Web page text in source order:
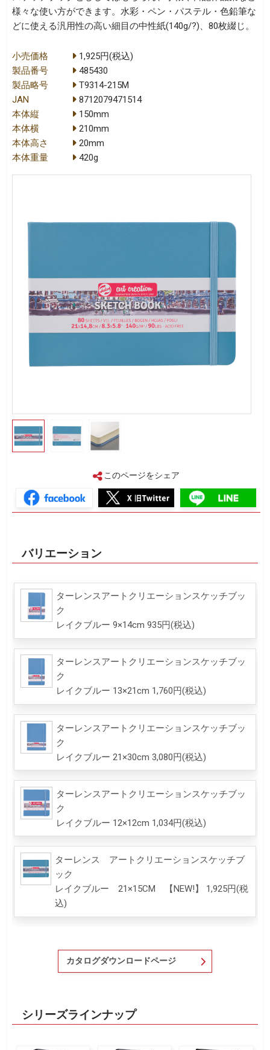
様々な使い方ができます。水彩・ペン・パステル・色鉛筆な
どに使える汎用性の高い細目の中性紙(140g/?)、80枚綴じ。
小売価格
1,925円(税込)
製品番号
485430
製品略号
T9314-215M
JAN
8712079471514
本体縦
150mm
本体横
210mm
本体高さ
20mm
本体重量
420g
このページをシェア
バリエーション
ターレンスアートクリエーションスケッチブッ
ク
レイクブルー 9×14cm 935円(税込)
ターレンスアートクリエーションスケッチブッ
ク
レイクブルー 13×21cm 1,760円(税込)
ターレンスアートクリエーションスケッチブッ
ク
レイクブルー 21×30cm 3,080円(税込)
ターレンスアートクリエーションスケッチブッ
ク
レイクブルー 12×12cm 1,034円(税込)
ターレンス アートクリエーションスケッチブ
ック
レイクブルー 21×15CM 【NEW!】 1,925円(税
込)
カタログダウンロードページ
シリーズラインナップ